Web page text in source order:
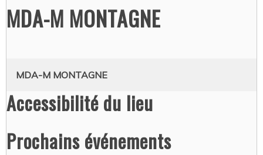
MDA-M MONTAGNE
MDA-M MONTAGNE
Accessibilité du lieu
Prochains événements